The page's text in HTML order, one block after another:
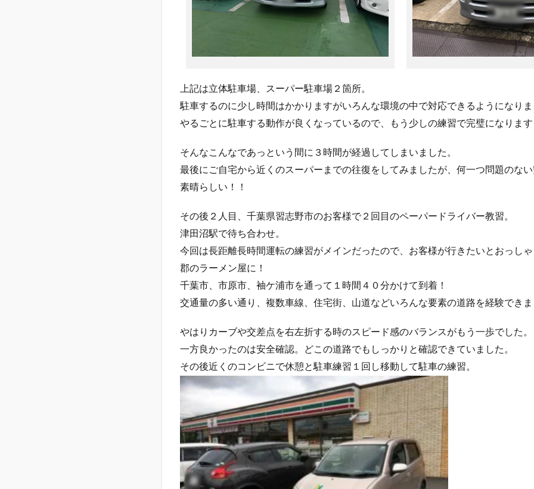
上記は立体駐車場、スーパー駐車場２箇所。
駐車するのに少し時間はかかりますがいろんな環境の中で対応できるようになり
やるごとに駐車する動作が良くなっているので、もう少しの練習で完璧になりま
そんなこんなであっという間に３時間が経過してしまいました。
最後にご自宅から近くのスーパーまでの往復をしてみましたが、何一つ問題のな
素晴らしい！！
その後２人目、千葉県習志野市のお客様で２回目のペーパードライバー教習。
津田沼駅で待ち合わせ。
今回は長距離長時間運転の練習がメインだったので、お客様が行きたいとおっし
郡のラーメン屋に！
千葉市、市原市、袖ケ浦市を通って１時間４０分かけて到着！
交通量の多い通り、複数車線、住宅街、山道などいろんな要素の道路を経験でき
やはりカーブや交差点を右左折する時のスピード感のバランスがもう一歩でした。
一方良かったのは安全確認。どこの道路でもしっかりと確認できていました。
その後近くのコンビニで休憩と駐車練習１回し移動して駐車の練習。